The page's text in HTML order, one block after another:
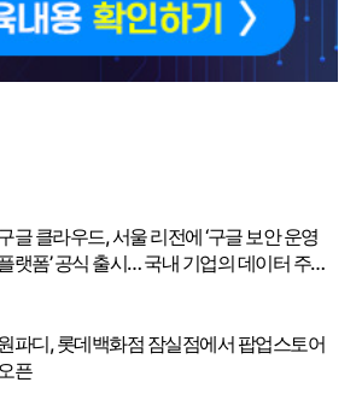
글 클라우드, 서울 리전에 ‘구글 보안 운영
랫폼’ 공식 출시… 국내 기업의 데이터 주권
파디, 롯데백화점 잠실점에서 팝업스토어
오픈